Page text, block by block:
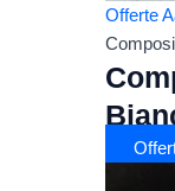
Offerte